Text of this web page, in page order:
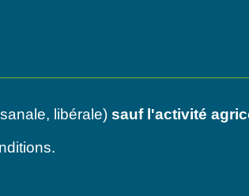
libérale) sauf l'activité